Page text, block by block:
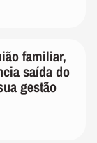
familiar,
saída do
gestão